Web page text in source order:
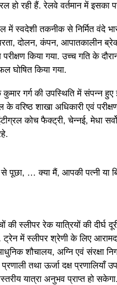
हो रही हैं. रेलवे वर्तमान में इसका
में स्वदेशी तकनीक से निर्मित वंदे
दोलन, कंपन, आपातकालीन
किया गया. उच्च गति के
घोषित किया गया.
गर्ग की उपस्थिति में संपन्न
वरिष्ठ शाखा अधिकारी एवं
कोच फैक्ट्री, चेन्नई, मेधा
पूछा, … क्या मैं, आपकी पत्नी या
की स्लीपर रेक यात्रियों की दीर्घ
में स्लीपर श्रेणी के लिए
शौचालय, अग्नि एवं संरक्षा
तथा ऊर्जा दक्ष प्रणालियाँ
यात्रा अनुभव प्राप्त हो सकेगा.